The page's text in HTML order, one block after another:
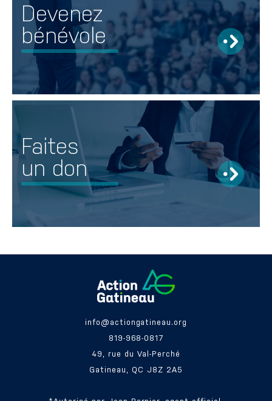
Devenez
bénévole
Faites
un don
info@actiongatineau.org
819-968-0817
49, rue du Val-Perché
Gatineau, QC J8Z 2A5